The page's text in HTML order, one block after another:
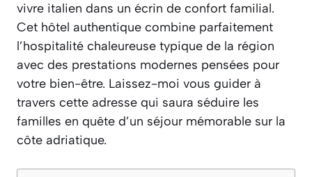
vivre italien dans un écrin de confort familial.
Cet hôtel authentique combine parfaitement
l’hospitalité chaleureuse typique de la région
avec des prestations modernes pensées pour
votre bien-être. Laissez-moi vous guider à
travers cette adresse qui saura séduire les
familles en quête d’un séjour mémorable sur la
côte adriatique.